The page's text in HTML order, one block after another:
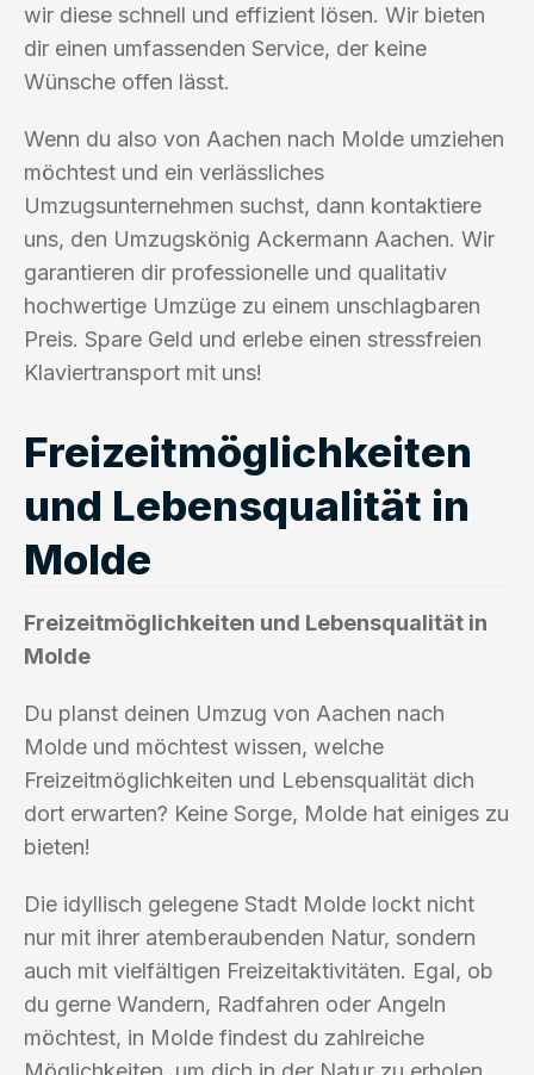
wir diese schnell und effizient lösen. Wir bieten
dir einen umfassenden Service, der keine
Wünsche offen lässt.
Wenn du also von Aachen nach Molde umziehen
möchtest und ein verlässliches
Umzugsunternehmen suchst, dann kontaktiere
uns, den Umzugskönig Ackermann Aachen. Wir
garantieren dir professionelle und qualitativ
hochwertige Umzüge zu einem unschlagbaren
Preis. Spare Geld und erlebe einen stressfreien
Klaviertransport mit uns!
Freizeitmöglichkeiten
und Lebensqualität in
Molde
Freizeitmöglichkeiten und Lebensqualität in
Molde
Du planst deinen Umzug von Aachen nach
Molde und möchtest wissen, welche
Freizeitmöglichkeiten und Lebensqualität dich
dort erwarten? Keine Sorge, Molde hat einiges zu
bieten!
Die idyllisch gelegene Stadt Molde lockt nicht
nur mit ihrer atemberaubenden Natur, sondern
auch mit vielfältigen Freizeitaktivitäten. Egal, ob
du gerne Wandern, Radfahren oder Angeln
möchtest, in Molde findest du zahlreiche